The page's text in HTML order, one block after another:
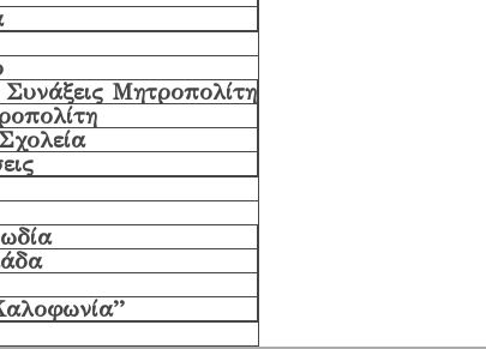
Συνάξεις Μητροπολίτη